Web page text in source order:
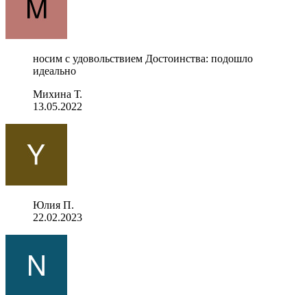
носим с удовольствием Достоинства: подошло
идеально
Михина Т.
13.05.2022
Юлия П.
22.02.2023